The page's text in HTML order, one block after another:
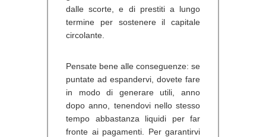
dalle scorte, e di prestiti a lungo
termine per sostenere il capitale
circolante.
Pensate bene alle conseguenze: se
puntate ad espandervi, dovete fare
in modo di generare utili, anno
dopo anno, tenendovi nello stesso
tempo abbastanza liquidi per far
fronte ai pagamenti. Per garantirvi